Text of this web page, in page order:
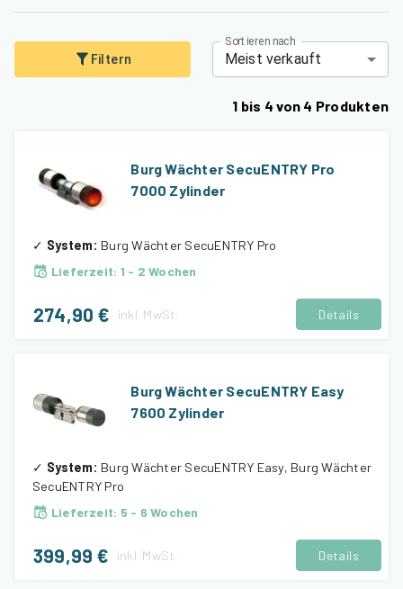
Filtern
Sortieren nach
Meist verkauft
1 bis 4 von 4 Produkten
Burg Wächter SecuENTRY Pro
7000 Zylinder
✓ System: Burg Wächter SecuENTRY Pro
Lieferzeit: 1 - 2 Wochen
274,90 € inkl. MwSt. Details
Burg Wächter SecuENTRY Easy
7600 Zylinder
✓ System: Burg Wächter SecuENTRY Easy, Burg Wächter
SecuENTRY Pro
Lieferzeit: 5 - 6 Wochen
399,99 € inkl. MwSt. Details